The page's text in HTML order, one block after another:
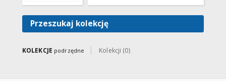
Przeszukaj kolekcję
KOLEKCJE podrzędne Kolekcji (0)